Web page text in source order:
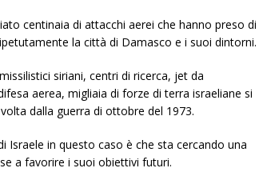
centinaia di attacchi aerei che hanno preso di
la città di Damasco e i suoi dintorni.
siriani, centri di ricerca, jet da
aerea, migliaia di forze di terra israeliane si
dalla guerra di ottobre del 1973.
Israele in questo caso è che sta cercando una
a favorire i suoi obiettivi futuri.